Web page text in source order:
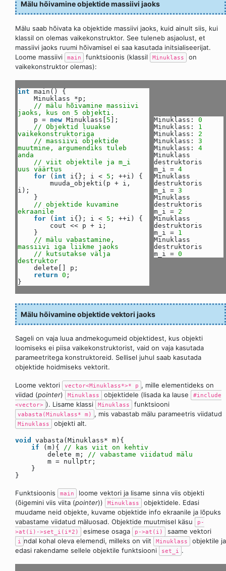
Mälu hõivamine objektide massiivi jaoks
Mälu saab hõivata ka objektide massiivi jaoks, kuid ainult siis, kui
klassil on olemas vaikekonstruktor. See tuleneb asjaolust, et
massiivi jaoks ruumi hõivamisel ei saa kasutada initsialiseerijat.
Loome massiivi
main funktsioonis (klassil Minuklass
on
vaikekonstruktor olemas):
int main() {
Minuklass *p;
// mälu hõivamine massiivi
jaoks, kus on 5 objekti.
p = new Minuklass[ 5 ];
// Objektid luuakse
vaikekonstruktoriga
// massiivi objektide
muutmine, argumendiks tuleb
anda
// viit objektile ja m_i
uus väärtus
for
( int i{}; i < 5 ; ++i) {
muuda_objekti(p + i,
i);
}
// objektide kuvamine
ekraanile
for
( int i{}; i < 5 ; ++i) {
cout << p + i;
}
// mälu vabastamine,
massiivi iga liikme jaoks
// kutsutakse välja
destruktor
delete[] p;
return 0 ;
}
Minuklass: 0
Minuklass: 1
Minuklass: 2
Minuklass: 3
Minuklass: 4
Minuklass
destruktoris
m_i = 4
Minuklass
destruktoris
m_i = 3
Minuklass
destruktoris
m_i = 2
Minuklass
destruktoris
m_i = 1
Minuklass
destruktoris
m_i = 0
Mälu hõivamine objektide vektori jaoks
Sageli on vaja luua andmekogumeid objektidest, kus objekti
loomiseks ei piisa vaikekonstruktorist, vaid on vaja kasutada
parameetritega konstruktoreid. Sellisel juhul saab kasutada
objektide hoidmiseks vektorit.
Loome vektori vector<Minuklass*>* p , mille elementideks on
viidad (pointer) Minuklass objektidele (lisada ka lause
#include
<vector> ). Lisame klassi Minuklass funktsiooni
vabasta(Minuklass* m) , mis vabastab mälu parameetris viidatud
Minuklass objekti alt.
void
vabasta(Minuklass* m){
if
(m){ // kas viit on kehtiv
delete m; // vabastame viidatud mälu
m = nullptr;
}
}
Funktsioonis main
loome vektori ja lisame sinna viis objekti
(õigemini viis viita (pointer)) Minuklass
objektidele. Edasi
muudame neid objekte, kuvame objektide info ekraanile ja lõpuks
vabastame viidatud mäluosad. Objektide muutmisel käsu
p-
>at(i)->set_i(i*2)
esimese osaga p->at(i) saame vektori
i ndal kohal oleva elemendi, milleks on viit Minuklass
objektile ja
edasi rakendame sellele objektile funktsiooni
set_i .